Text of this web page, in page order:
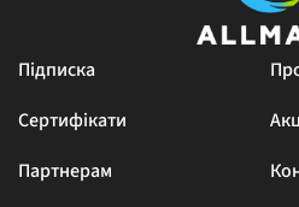
Підписка
Сертифікати
Партнерам